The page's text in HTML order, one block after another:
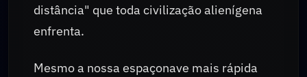
distância" que toda civilização alienígena
enfrenta.
Mesmo a nossa espaçonave mais rápida